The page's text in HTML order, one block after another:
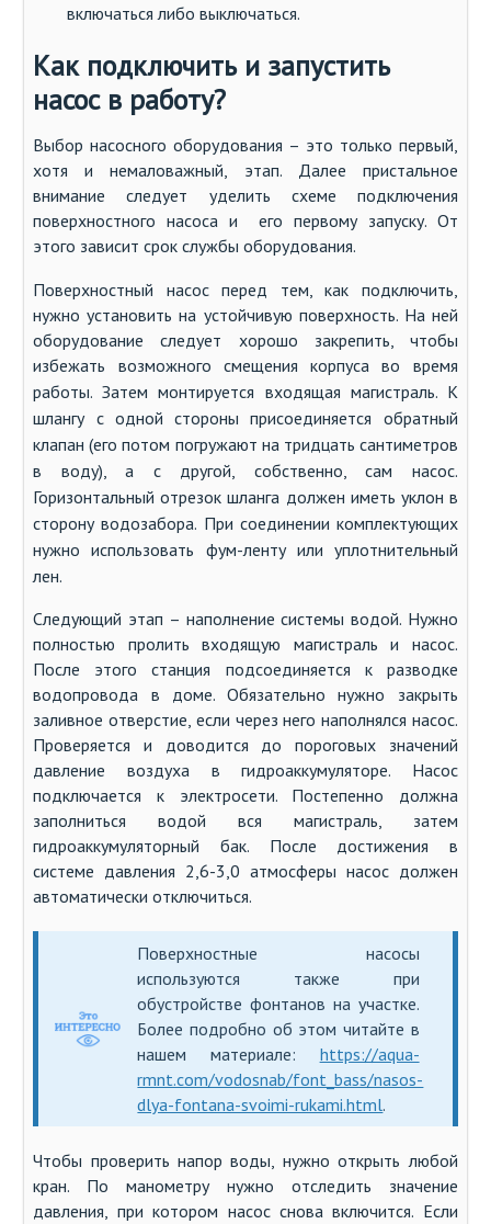
включаться либо выключаться.
Как подключить и запустить
насос в работу?
Выбор насосного оборудования – это только первый,
хотя и немаловажный, этап. Далее пристальное
внимание следует уделить схеме подключения
поверхностного насоса и его первому запуску. От
этого зависит срок службы оборудования.
Поверхностный насос перед тем, как подключить,
нужно установить на устойчивую поверхность. На ней
оборудование следует хорошо закрепить, чтобы
избежать возможного смещения корпуса во время
работы.Затем монтируется входящая магистраль. К
шлангу с одной стороны присоединяется обратный
клапан (его потом погружают на тридцать сантиметров
в воду), а с другой, собственно, сам насос.
Горизонтальный отрезок шланга должен иметь уклон в
сторону водозабора. При соединении комплектующих
нужно использовать фум-ленту или уплотнительный
лен.
Следующий этап – наполнение системы водой. Нужно
полностью пролить входящую магистраль и насос.
После этого станция подсоединяется к разводке
водопровода в доме. Обязательно нужно закрыть
заливное отверстие, если через него наполнялся насос.
Проверяется и доводится до пороговых значений
давление воздуха в гидроаккумуляторе. Насос
подключается к электросети. Постепенно должна
заполниться водой вся магистраль, затем
гидроаккумуляторный бак. После достижения в
системе давления 2,6-3,0 атмосферы насос должен
автоматически отключиться.
Поверхностные насосы
используются также при
обустройстве фонтанов на участке.
Более подробно об этом читайте в
нашем материале: https://aqua-
rmnt.com/vodosnab/font_bass/nasos-
dlya-fontana-svoimi-rukami.html.
Чтобы проверить напор воды, нужно открыть любой
кран. По манометру нужно отследить значение
давления, при котором насос снова включится. Если